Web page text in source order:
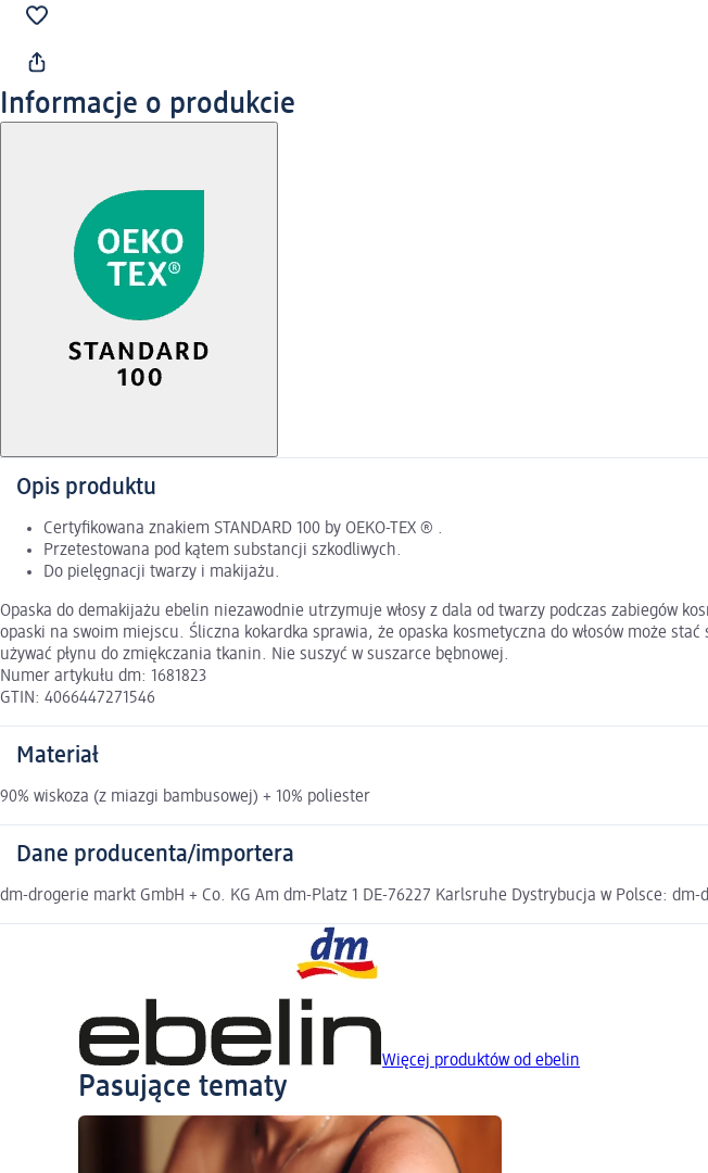
Informacje o produkcie
Opis produktu
Certyfikowana znakiem STANDARD 100 by OEKO-TEX ® .
Przetestowana pod kątem substancji szkodliwych.
Do pielęgnacji twarzy i makijażu.
Opaska do demakijażu ebelin niezawodnie utrzymuje włosy z dala od twarzy podczas zabiegów
opaski na swoim miejscu. Śliczna kokardka sprawia, że opaska kosmetyczna do włosów może
używać płynu do zmiękczania tkanin. Nie suszyć w suszarce bębnowej.
Numer artykułu dm: 1681823
GTIN: 4066447271546
Materiał
90% wiskoza (z miazgi bambusowej) + 10% poliester
Dane producenta/importera
dm-drogerie markt GmbH + Co. KG Am dm-Platz 1 DE-76227 Karlsruhe Dystrybucja w Polsce:
Więcej produktów od ebelin
Pasujące tematy